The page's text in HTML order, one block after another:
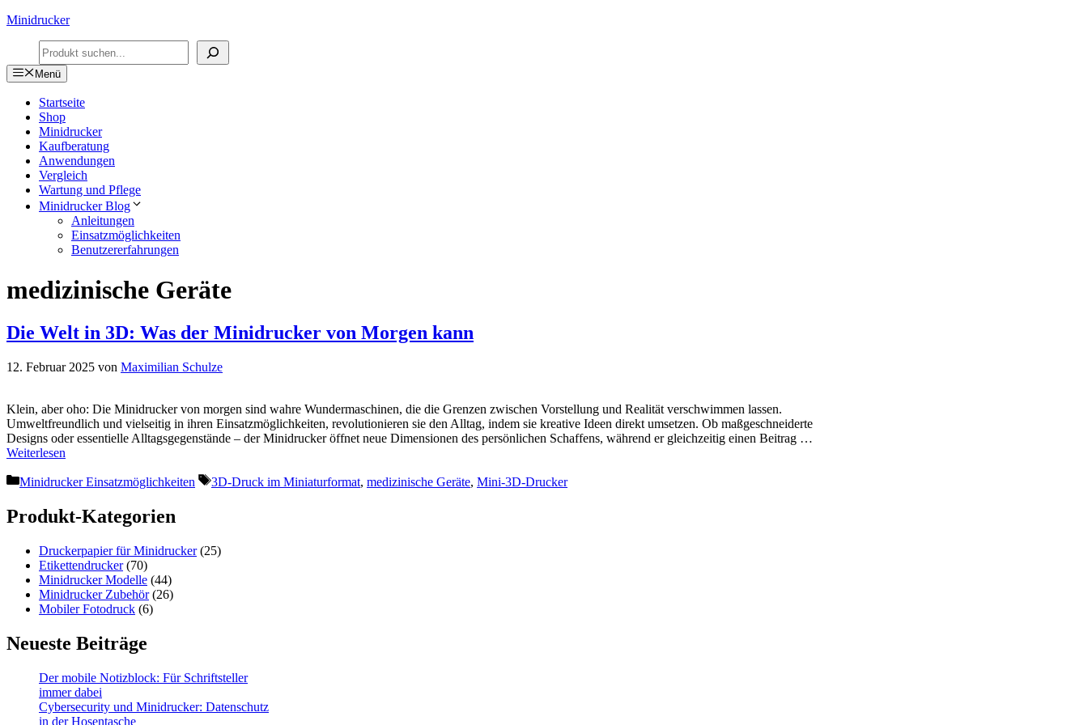
Zum
springen
Minidrucker
Suchen
Menü
Startseite
Shop
Minidrucker
Kaufberatung
Anwendungen
Vergleich
Wartung und Pflege
Minidrucker Blog
Anleitungen
Einsatzmöglichkeiten
Benutzererfahrungen
medizinische Geräte
Die Welt in 3D: Was der Minidrucker von Morgen kann
12. Februar 2025 von Maximilian Schulze
Klein, aber oho: Die Minidrucker von morgen sind wahre Wundermaschinen, die die Grenzen zwischen Vorstellung und Realität verschwimmen lassen.
Umweltfreundlich und vielseitig in ihren Einsatzmöglichkeiten, revolutionieren sie den Alltag, indem sie kreative Ideen direkt umsetzen. Ob maßgeschneiderte
Designs oder essentielle Alltagsgegenstände – der Minidrucker öffnet neue Dimensionen des persönlichen Schaffens, während er gleichzeitig einen Beitrag …
Weiterlesen
Kategorien
Minidrucker Einsatzmöglichkeiten Schlagwörter
3D-Druck im Miniaturformat, medizinische Geräte, Mini-3D-Drucker
Produkt-Kategorien
Druckerpapier für Minidrucker (25)
Etikettendrucker (70)
Minidrucker Modelle (44)
Minidrucker Zubehör (26)
Mobiler Fotodruck (6)
Neueste Beiträge
Der mobile Notizblock: Für Schriftsteller
immer dabei
Cybersecurity und Minidrucker: Datenschutz
in der Hosentasche